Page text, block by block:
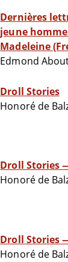
Dernières
jeune
Madeleine
Edmond
Droll Stories
Honoré de
Droll Stories
Honoré de
Droll Stories
Honoré de